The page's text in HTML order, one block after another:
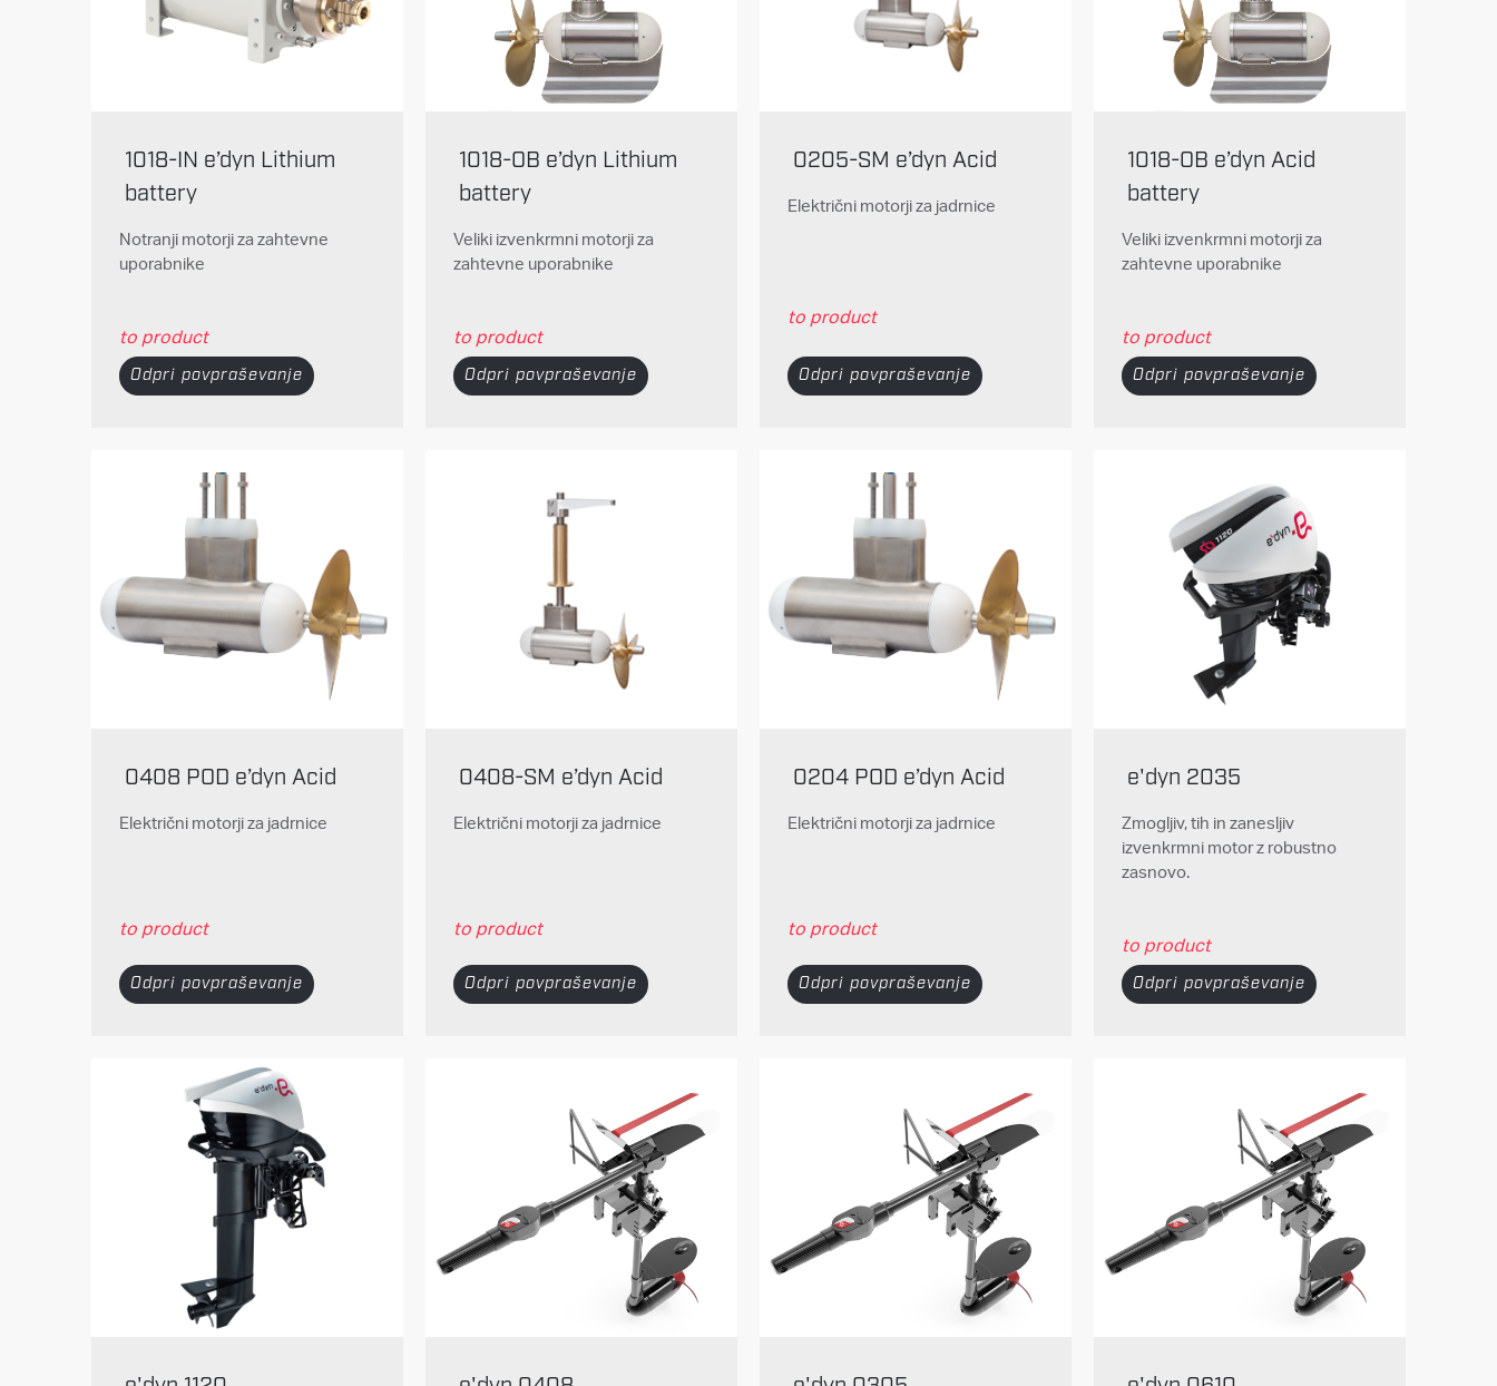
1018-IN e’dyn Lithium
battery
Notranji motorji za zahtevne
uporabnike
to product
Odpri povpraševanje
1018-OB e’dyn Lithium
battery
Veliki izvenkrmni motorji za
zahtevne uporabnike
to product
Odpri povpraševanje
0205-SM e’dyn Acid
Električni motorji za jadrnice
to product
Odpri povpraševanje
1018-OB e’dyn Acid
battery
Veliki izvenkrmni motorji za
zahtevne uporabnike
to product
Odpri povpraševanje
0408 POD e’dyn Acid
Električni motorji za jadrnice
to product
Odpri povpraševanje
0408-SM e’dyn Acid
Električni motorji za jadrnice
to product
Odpri povpraševanje
0204 POD e’dyn Acid
Električni motorji za jadrnice
to product
Odpri povpraševanje
e'dyn 2035
Zmogljiv, tih in zanesljiv
izvenkrmni motor z robustno
zasnovo.
to product
Odpri povpraševanje